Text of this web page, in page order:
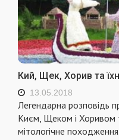
Кий, Щек, Хорив та
13.05.2018
Легендарна розповідь
Києм, Щеком і Хоривом
мітологічне